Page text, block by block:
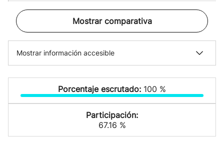
Mostrar comparativa
Mostrar información accesible
Porcentaje escrutado: 100 %
Participación:
67.16 %